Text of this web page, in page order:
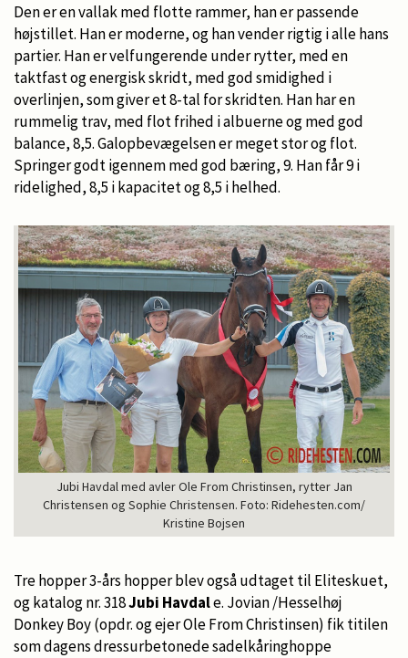
Den er en vallak med flotte rammer, han er passende
højstillet. Han er moderne, og han vender rigtig i alle hans
partier. Han er velfungerende under rytter, med en
taktfast og energisk skridt, med god smidighed i
overlinjen, som giver et 8-tal for skridten. Han har en
rummelig trav, med flot frihed i albuerne og med god
balance, 8,5. Galopbevægelsen er meget stor og flot.
Springer godt igennem med god bæring, 9. Han får 9 i
ridelighed, 8,5 i kapacitet og 8,5 i helhed.
Jubi Havdal med avler Ole From Christinsen, rytter Jan
Christensen og Sophie Christensen. Foto: Ridehesten.com/
Kristine Bojsen
Tre hopper 3-års hopper blev også udtaget til Eliteskuet,
og katalog nr. 318Jubi Havdale. Jovian /Hesselhøj
Donkey Boy (opdr. og ejer Ole From Christinsen) fik titilen
som dagens dressurbetonede sadelkåringhoppe